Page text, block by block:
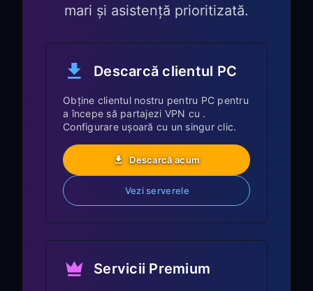
DeschidețiFreeGuard VPNpe PC-ul
Mode
Notațiadresa IPși numărul portului
(de ex., 192.168.1.5:7890 )
Pasul 2: Configurați
setările Proxy pe Sony
Android TV
Apăsați butonulSettingsde pe
telecomanda Sony TV
mari și asistență prioritizată.
Descarcă clientul PC
Obține clientul nostru pentru PC pentru
a începe să partajezi VPN cu .
Configurare ușoară cu un singur clic.
Descarcă acum
Vezi serverele
Servicii Premium